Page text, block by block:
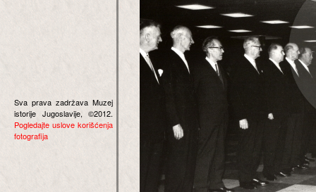
Sva prava zadržava Muzej
istorije Jugoslavije, ©2012.
Pogledajte uslove korišćenja
fotografija